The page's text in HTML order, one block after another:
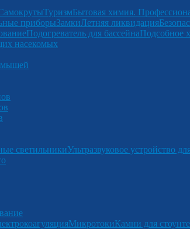
ТуризмБытовая химия.
приборыЗамкиЛетняя ликвидация
Подогреватель для бассейнаПодсобное
насекомых
мышей
светильникиУльтразвуковое устройство
МикротокиКамни для